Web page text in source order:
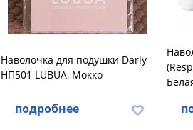
Наволочка для подушки Darly
НП501 LUBUA, Мокко
подробнее